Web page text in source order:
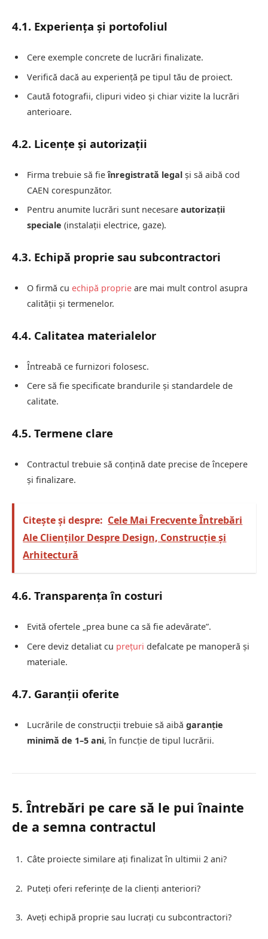
4.1. Experiența și portofoliul
Cere exemple concrete de lucrări finalizate.
Verifică dacă au experiență pe tipul tău de proiect.
Caută fotografii, clipuri video și chiar vizite la lucrări
anterioare.
4.2. Licențe și autorizații
Firma trebuie să fieînregistrată legal și să aibă cod
CAEN corespunzător.
Pentru anumite lucrări sunt necesare autorizații
speciale (instalații electrice, gaze).
4.3. Echipă proprie sau subcontractori
O firmă cu echipă proprie are mai mult control asupra
calității și termenelor.
4.4. Calitatea materialelor
Întreabă ce furnizori folosesc.
Cere să fie specificate brandurile și standardele de
calitate.
4.5. Termene clare
Contractul trebuie să conțină date precise de începere
și finalizare.
Citește și despre: Cele Mai Frecvente Întrebări
Ale Clienților Despre Design, Construcție și
Arhitectură
4.6. Transparența în costuri
Evită ofertele „prea bune ca să fie adevărate”.
Cere deviz detaliat cu prețuri defalcate pe manoperă și
materiale.
4.7. Garanții oferite
Lucrările de construcții trebuie să aibă garanție
minimă de 1–5 ani, în funcție de tipul lucrării.
5. Întrebări pe care să le pui înainte
de a semna contractul
Câte proiecte similare ați finalizat în ultimii 2 ani?
Puteți oferi referințe de la clienți anteriori?
Aveți echipă proprie sau lucrați cu subcontractori?